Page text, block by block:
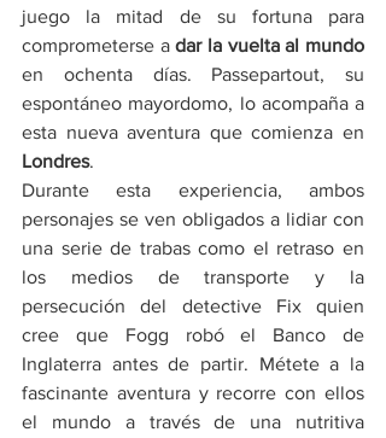
juego la mitad de su fortuna para
comprometerse a dar la vuelta al mundo
en ochenta días. Passepartout, su
espontáneo mayordomo, lo acompaña a
Londres.
Durante esta experiencia, ambos
personajes se ven obligados a lidiar con
una serie de trabas como el retraso en
los medios de transporte y la
persecución del detective Fix quien
cree que Fogg robó el Banco de
Inglaterra antes de partir. Métete a la
fascinante aventura y recorre con ellos
el mundo a través de una nutritiva